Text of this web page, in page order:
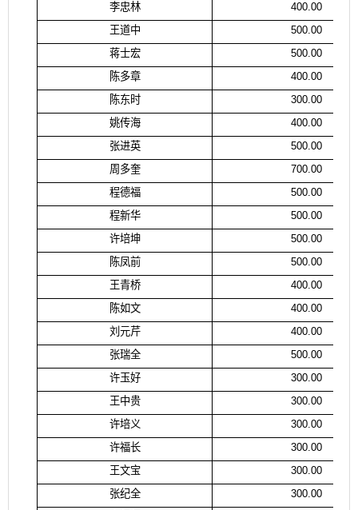
李忠林
400.00
王道中
500.00
蒋士宏
500.00
陈多章
400.00
陈东时
300.00
姚传海
400.00
张进英
500.00
周多奎
700.00
程德福
500.00
程新华
500.00
许培坤
500.00
陈凤前
500.00
王青桥
400.00
陈如文
400.00
刘元芹
400.00
张瑞全
500.00
许玉好
300.00
王中贵
300.00
许培义
300.00
许福长
300.00
王文宝
300.00
张纪全
300.00